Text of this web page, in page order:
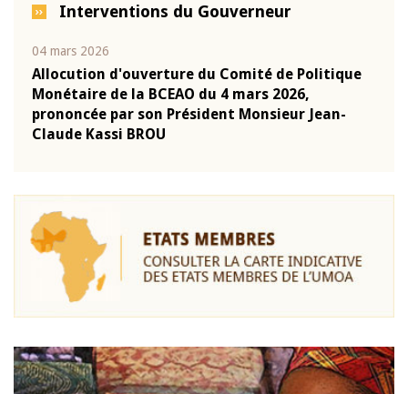
Interventions du Gouverneur
04 mars 2026
Allocution d'ouverture du Comité de Politique
Monétaire de la BCEAO du 4 mars 2026,
prononcée par son Président Monsieur Jean-
Claude Kassi BROU